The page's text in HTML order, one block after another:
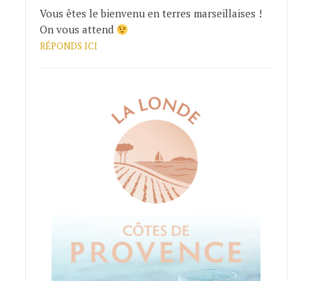
Vous êtes le bienvenu en terres marseillaises !
On vous attend
RÉPONDS ICI